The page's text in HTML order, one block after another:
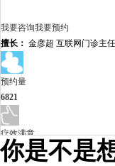
我要咨询我要预约
擅长： 金彦超 互联网门诊主
预约量
6821
疗效满意
98%
你是不是